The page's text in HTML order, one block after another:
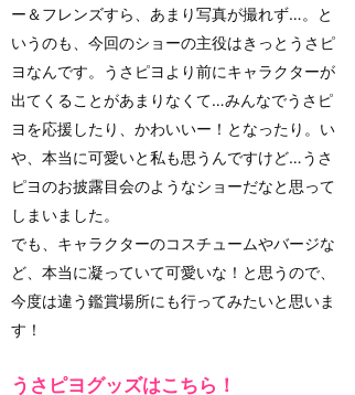
ー＆フレンズすら、あまり写真が撮れず…。と
いうのも、今回のショーの主役はきっとうさピ
ヨなんです。うさピヨより前にキャラクターが
出てくることがあまりなくて…みんなでうさピ
ヨを応援したり、かわいいー！となったり。い
や、本当に可愛いと私も思うんですけど…うさ
ピヨのお披露目会のようなショーだなと思って
しまいました。
でも、キャラクターのコスチュームやバージな
ど、本当に凝っていて可愛いな！と思うので、
今度は違う鑑賞場所にも行ってみたいと思いま
す！
うさピヨグッズはこちら！